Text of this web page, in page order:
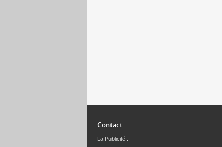
Contact
La Publicité :